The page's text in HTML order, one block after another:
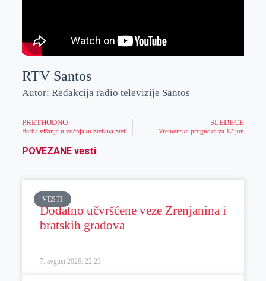
RTV Santos
Autor: Redakcija radio televizije Santos
PRETHODNO
Berba višanja u voćnjaku Stefana Stefanova
SLEDEĆE
Vremenska prognoza za 12.jun
POVEZANE vesti
VESTI
Dodatno učvršćene veze Zrenjanina i
bratskih gradova
7. avgust 2026. 22:23